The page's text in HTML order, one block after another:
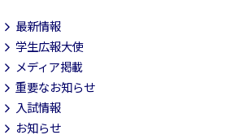
最新情報
学生広報大使
メディア掲載
重要なお知らせ
入試情報
お知らせ